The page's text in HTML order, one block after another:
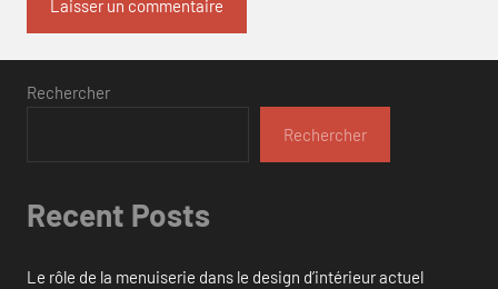
Rechercher
Rechercher
Recent Posts
Le rôle de la menuiserie dans le design d’intérieur actuel